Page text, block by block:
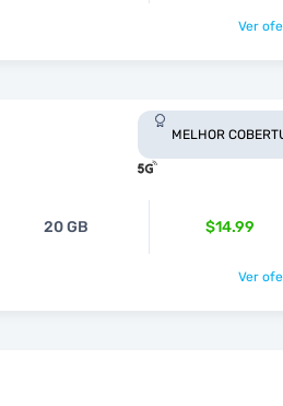
Ver
MELHOR
20 GB $14.99
Ver